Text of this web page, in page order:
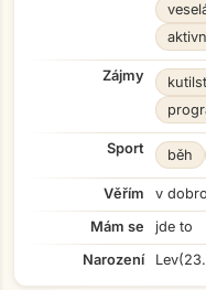
Zájmy
Sport běh
Věřím
v dobro
Mám se
jde to
Narození
Lev